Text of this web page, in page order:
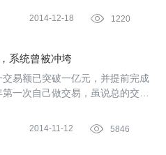
IT负责人、CTO及软件开发者参
2014-12-18  1220
系统曾被冲垮
易额已突破一亿元，并提前完成
一次自己做交易，虽说总的交易
准备这场战争的？相应做了哪些
采访了蘑菇街的CTO岳旭强。
2014-11-12  5846